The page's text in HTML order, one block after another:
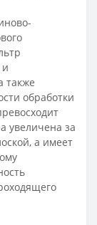
также
обработки
увеличена за
а имеет